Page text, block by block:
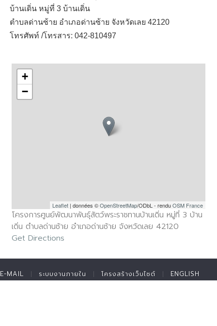
บ้านเดิ่น หมู่ที่ 3 บ้านเดิ่น
ตำบลด่านซ้าย อำเภอด่านซ้าย จังหวัดเลย 42120
โทรศัพท์ /โทรสาร: 042-810497
+
−
Leaflet| données ©OpenStreetMap/ODbL - renduOSM France
โครงการศูนย์พัฒนาพันธุ์สัตว์พระราชทานบ้านเดิ่น หมู่ที่ 3 บ้าน
เดิ่น ตำบลด่านซ้าย อำเภอด่านซ้าย จังหวัดเลย 42120
Get Directions
E-MAIL ระบบงานภายใน โครงสร้างเว็บไซต์ ENGLISH